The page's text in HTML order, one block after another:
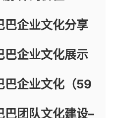
巴企业文化分享
巴企业文化展示
巴企业文化（59
巴团队文化建设–